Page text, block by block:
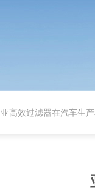
亚高效过滤器在汽车生